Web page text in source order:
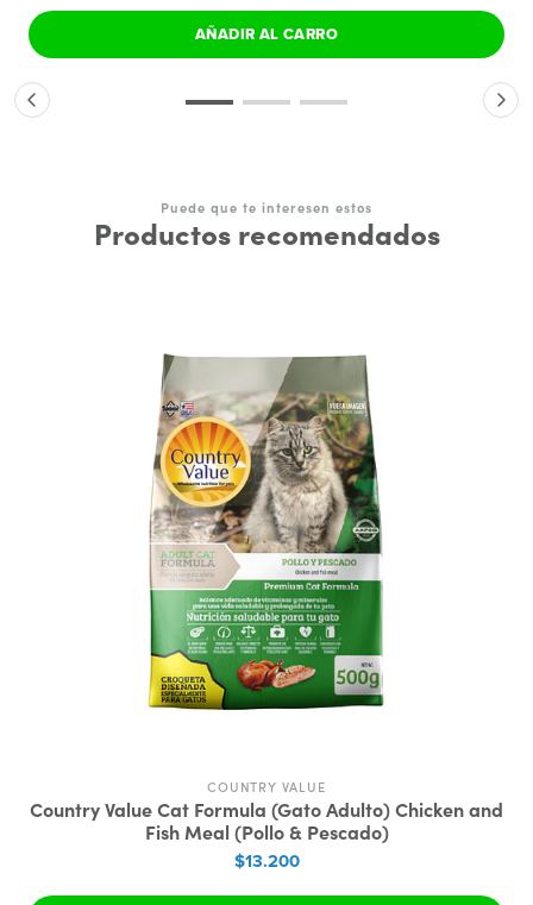
AÑADIR AL CARRO
Puede que te interesen estos
Productos recomendados
COUNTRY VALUE
Country Value Cat Formula (Gato Adulto) Chicken and
Fish Meal (Pollo & Pescado)
$13.200